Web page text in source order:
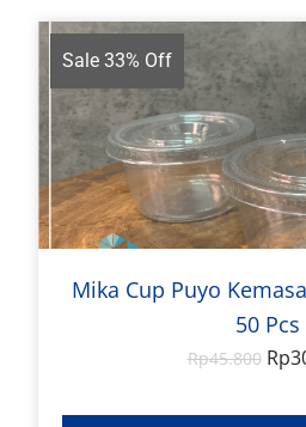
Sale 33% Off
Mika Cup Puyo
50 Pcs
Rp45.800 Rp